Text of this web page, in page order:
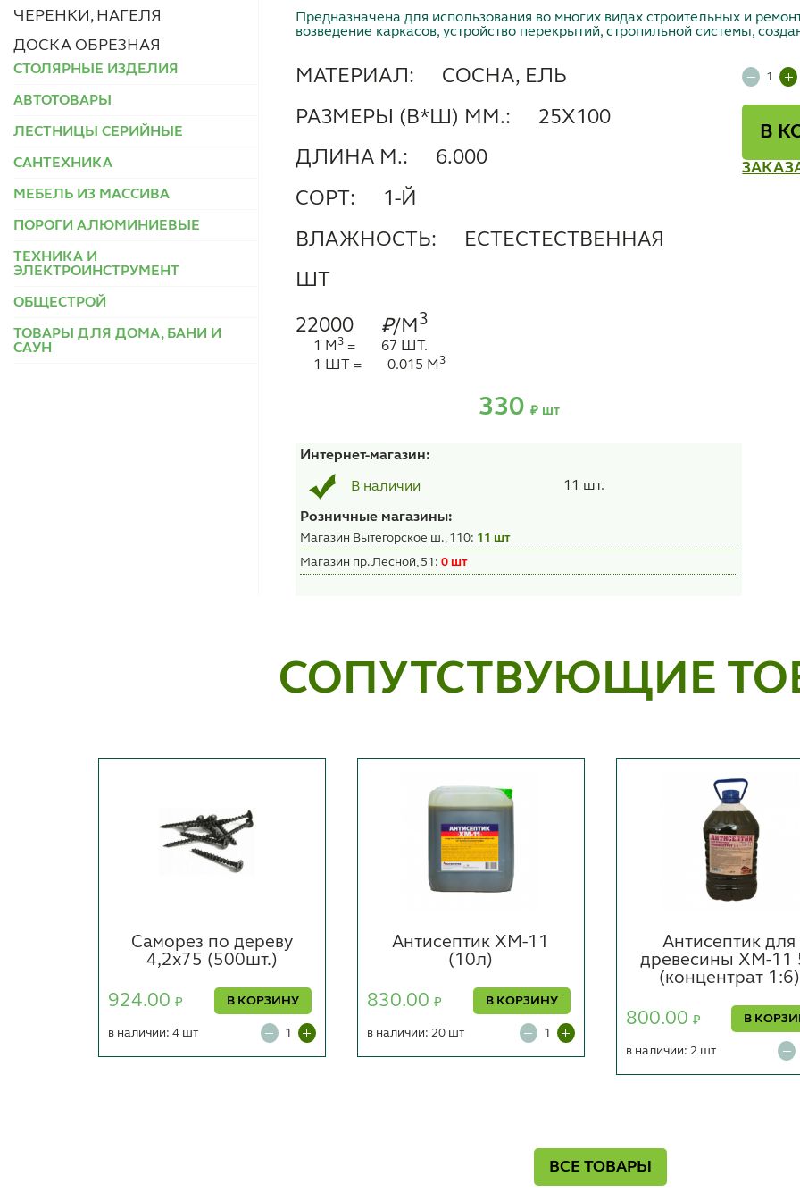
ЧЕРЕНКИ, НАГЕЛЯ
ДОСКА ОБРЕЗНАЯ
СТОЛЯРНЫЕ ИЗДЕЛИЯ
АВТОТОВАРЫ
ЛЕСТНИЦЫ СЕРИЙНЫЕ
САНТЕХНИКА
МЕБЕЛЬ ИЗ МАССИВА
ПОРОГИ АЛЮМИНИЕВЫЕ
ТЕХНИКА И
ЭЛЕКТРОИНСТРУМЕНТ
ОБЩЕСТРОЙ
ТОВАРЫ ДЛЯ ДОМА, БАНИ И
САУН
Предназначена для использования во многих видах строительных и
возведение каркасов, устройство перекрытий, стропильной системы,
МАТЕРИАЛ: СОСНА, ЕЛЬ
РАЗМЕРЫ (В*Ш) ММ.: 25Х100
ДЛИНА М.: 6.000
СОРТ: 1-Й
ВЛАЖНОСТЬ: ЕСТЕСТЕСТВЕННАЯ
ШТ
22000 ₽/М 3
1 М 3 =
67 ШТ.
1 ШТ =
0.015 М 3
330 ₽ шт
Интернет-магазин:
В наличии 11 шт.
Розничные магазины:
Магазин Вытегорское ш., 110: 11 шт
Магазин пр. Лесной, 51:0 шт
В
СОПУТСТВУЮЩИЕ
Саморез по дереву
4,2х75 (500шт.)
924.00 ₽ В КОРЗИНУ
в наличии: 4 шт
Антисептик ХМ-11
(10л)
830.00 ₽ В КОРЗИНУ
в наличии: 20 шт
Антисептик для
древесины ХМ-11
(концентрат 1:6)
800.00 ₽ В
в наличии: 2 шт
ВСЕ ТОВАРЫ